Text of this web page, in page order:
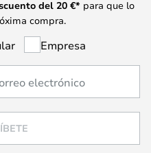
del 20 €* para que lo
compra.
Empresa